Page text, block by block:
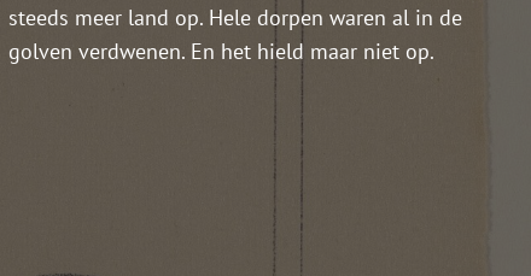
steeds meer land op. Hele dorpen waren al in de
golven verdwenen. En het hield maar niet op.